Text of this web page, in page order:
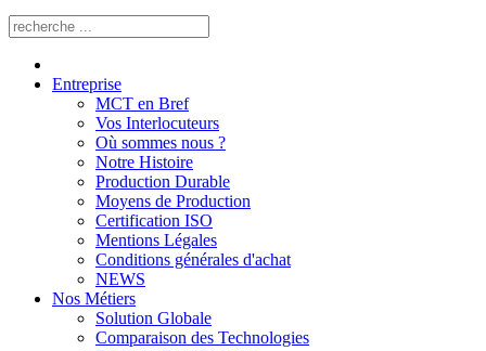
Entreprise
MCT en Bref
Vos Interlocuteurs
Où sommes nous ?
Notre Histoire
Production Durable
Moyens de Production
Certification ISO
Mentions Légales
Conditions générales d'achat
NEWS
Nos Métiers
Solution Globale
Comparaison des Technologies